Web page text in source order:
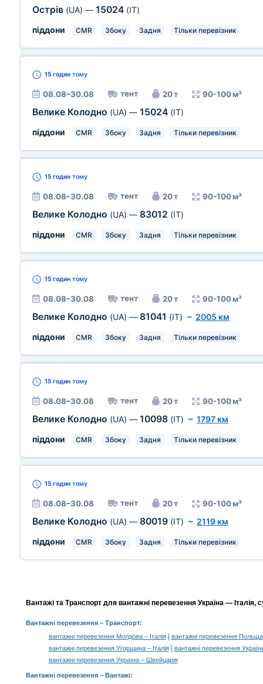
Острів (UA) — 15024 (IT)
піддони
CMR Збоку Задня Тільки перевізник
15 годин тому
08.08–30.08 тент 20 т 90-100 м³
Велике Колодно (UA) — 15024 (IT)
піддони
CMR Збоку Задня Тільки перевізник
15 годин тому
08.08–30.08 тент 20 т 90-100 м³
Велике Колодно (UA) — 83012 (IT)
піддони
CMR Збоку Задня Тільки перевізник
15 годин тому
08.08–30.08 тент 20 т 90-100 м³
Велике Колодно (UA) — 81041 (IT) ~ 2005 км
піддони
CMR Збоку Задня Тільки перевізник
15 годин тому
08.08–30.08 тент 20 т 90-100 м³
Велике Колодно (UA) — 10098 (IT) ~ 1797 км
піддони
CMR Збоку Задня Тільки перевізник
15 годин тому
08.08–30.08 тент 20 т 90-100 м³
Велике Колодно (UA) — 80019 (IT) ~ 2119 км
піддони
CMR Збоку Задня Тільки перевізник
Вантажі та Транспорт для вантажні перевезення Україна — Італія,
Вантажні перевезення– Транспорт:
вантажні перевезення Молдова – Італія|
вантажні перевезення Польща
вантажні перевезення Угорщина – Італія|
вантажні перевезення
вантажні перевезення Україна – Швейцарія
Вантажні перевезення – Вантажі: